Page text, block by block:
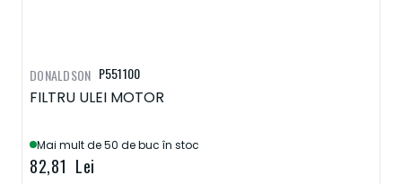
P551100
FILTRU ULEI MOTOR
Mai mult de 50 de buc în stoc
82,81 Lei
DONALDSON